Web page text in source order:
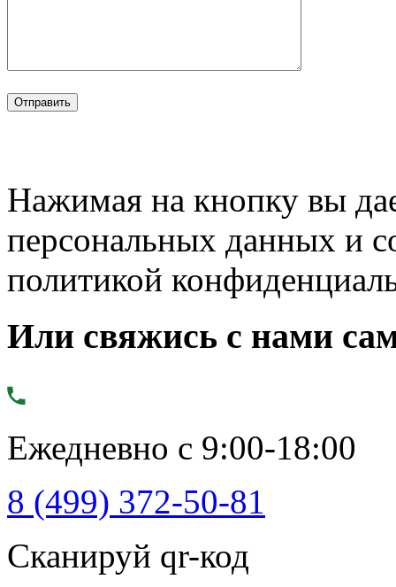
Нажимая на кнопку вы
персональных данных и
политикой
Или свяжись с нами
Ежедневно с 9:00-18:00
8 (499) 372-50-81
Сканируй qr-код